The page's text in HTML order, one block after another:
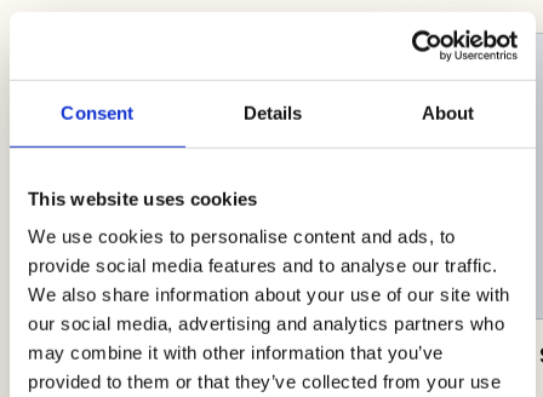
Consent Details About
This website uses cookies
We use cookies to personalise content and ads, to
provide social media features and to analyse our traffic.
We also share information about your use of our site with
our social media, advertising and analytics partners who
may combine it with other information that you’ve
provided to them or that they’ve collected from your use
Luganega mit Lorbeer und
Rotwein
Wurst in